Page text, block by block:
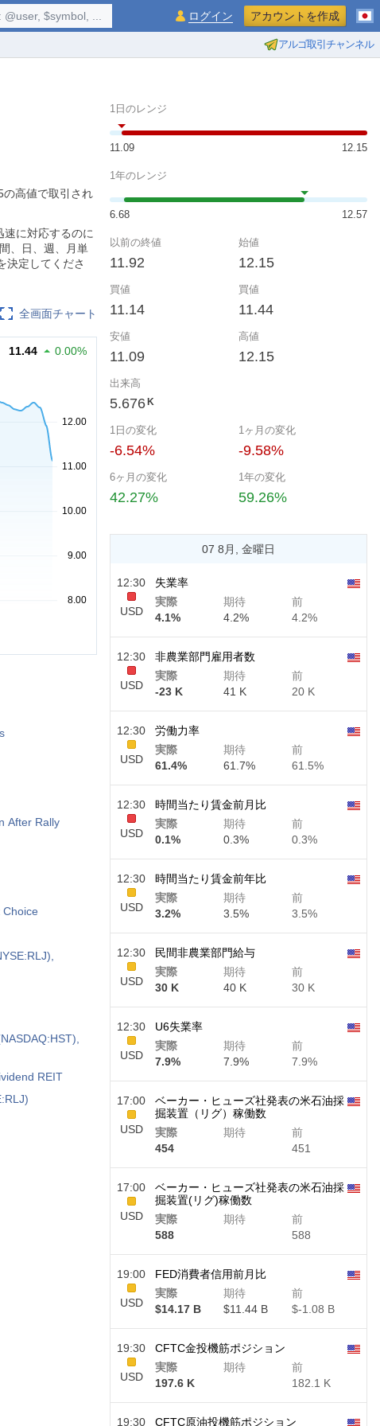
アルゴ取引チャンネル
$symbol, ... ログイン アカウントを作成
高値で取引され
に対応するのに
、日、週、月単
決定してくださ
全画面チャート
11.44 0.00%
After Rally
REIT
1日のレンジ
11.09 12.15
1年のレンジ
6.68 12.57
以前の終値
11.92
始値
12.15
買値
11.14
買値
11.44
安値
11.09
高値
12.15
出来高
5.676 K
1日の変化
-6.54%
1ヶ月の変化
-9.58%
6ヶ月の変化
42.27%
1年の変化
59.26%
07 8月, 金曜日
12:30
USD
失業率
実際
4.1%
期待
4.2%
前
4.2%
12:30
USD
非農業部門雇用者数
実際
-23 K
期待
41 K
前
20 K
12:30
USD
労働力率
実際
61.4%
期待
61.7%
前
61.5%
12:30
USD
時間当たり賃金前月比
実際
0.1%
期待
0.3%
前
0.3%
12:30
USD
時間当たり賃金前年比
実際
3.2%
期待
3.5%
前
3.5%
12:30
USD
民間非農業部門給与
実際
30 K
期待
40 K
前
30 K
12:30
USD
U6失業率
実際
7.9%
期待
7.9%
前
7.9%
17:00
USD
ベーカー・ヒューズ社発表の米石油採
掘装置（リグ）稼働数
実際
454
期待
前
451
17:00
USD
ベーカー・ヒューズ社発表の米石油採
掘装置(リグ)稼働数
実際
588
期待
前
588
19:00
USD
FED消費者信用前月比
実際
$​14.17 B
期待
$​11.44 B
前
$​-1.08 B
19:30
USD
CFTC金投機筋ポジション
実際
197.6 K
期待
前
182.1 K
19:30 CFTC原油投機筋ポジション